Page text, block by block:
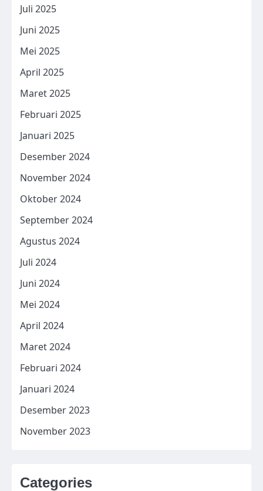
Juli 2025
Juni 2025
Mei 2025
April 2025
Maret 2025
Februari 2025
Januari 2025
Desember 2024
November 2024
Oktober 2024
September 2024
Agustus 2024
Juli 2024
Juni 2024
Mei 2024
April 2024
Maret 2024
Februari 2024
Januari 2024
Desember 2023
November 2023
Categories